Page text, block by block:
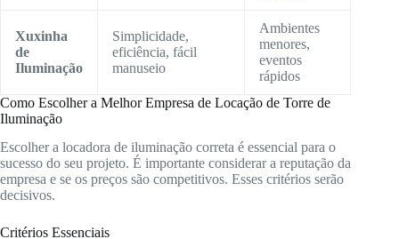
Xuxinha
de
Iluminação
Simplicidade,
eficiência, fácil
manuseio
Ambientes
menores,
eventos
rápidos
Como Escolher a Melhor Empresa de Locação de Torre de
Iluminação
Escolher a locadora de iluminação correta é essencial para o
sucesso do seu projeto. É importante considerar a reputação da
empresa e se os preços são competitivos. Esses critérios serão
decisivos.
Critérios Essenciais